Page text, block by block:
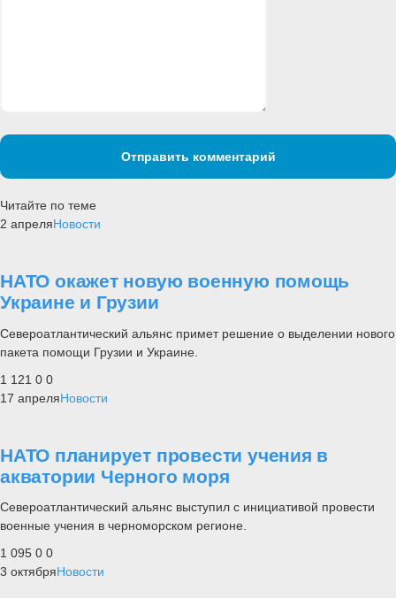
Отправить комментарий
Читайте по теме
2 апреляНовости
НАТО окажет новую военную помощь
Украине и Грузии
Североатлантический альянс примет решение о выделении нового
пакета помощи Грузии и Украине.
1 121 0 0
17 апреляНовости
НАТО планирует провести учения в
акватории Черного моря
Североатлантический альянс выступил с инициативой провести
военные учения в черноморском регионе.
1 095 0 0
3 октябряНовости